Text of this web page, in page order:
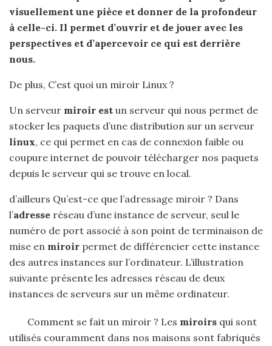
visuellement une pièce et donner de la profondeur
à celle-ci. Il permet d’ouvrir et de jouer avec les
perspectives et d’apercevoir ce qui est derrière
nous.
De plus, C’est quoi un miroir Linux ?
Un serveur miroir est un serveur qui nous permet de
stocker les paquets d’une distribution sur un serveur
linux, ce qui permet en cas de connexion faible ou
coupure internet de pouvoir télécharger nos paquets
depuis le serveur qui se trouve en local.
d’ailleurs Qu’est-ce que l’adressage miroir ? Dans
l’adresse réseau d’une instance de serveur, seul le
numéro de port associé à son point de terminaison de
mise en miroir permet de différencier cette instance
des autres instances sur l’ordinateur. L’illustration
suivante présente les adresses réseau de deux
instances de serveurs sur un même ordinateur.
Comment se fait un miroir ? Les miroirs qui sont
utilisés couramment dans nos maisons sont fabriqués